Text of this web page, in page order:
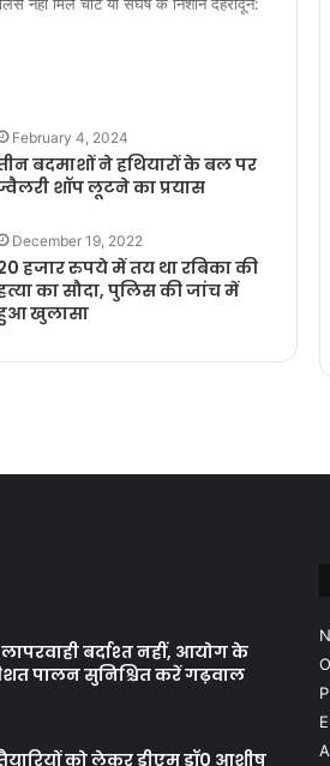
नहीं मिले चोट या संघर्ष के निशान देहरादून:
February 4, 2024
बदमाशों ने हथियारों के बल पर
शॉप लूटने का प्रयास
December 19, 2022
हजार रुपये में तय था रबिका की
का सौदा, पुलिस की जांच में
खुलासा
बर्दाश्त नहीं, आयोग के
पालन सुनिश्चित करें गढ़वाल
को लेकर डीएम डॉ0 आशीष